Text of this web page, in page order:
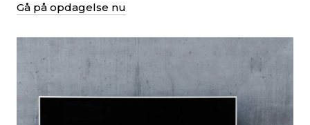
Gå på opdagelse nu